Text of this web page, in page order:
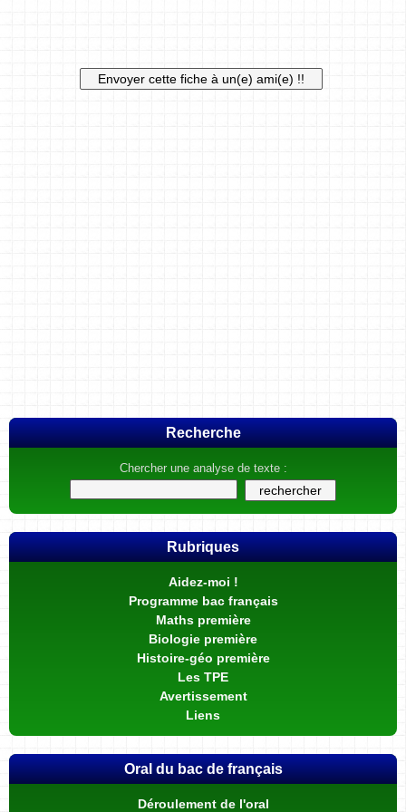
Recherche
Chercher une analyse de texte :
Rubriques
Aidez-moi !
Programme bac français
Maths première
Biologie première
Histoire-géo première
Les TPE
Avertissement
Liens
Oral du bac de français
Déroulement de l'oral